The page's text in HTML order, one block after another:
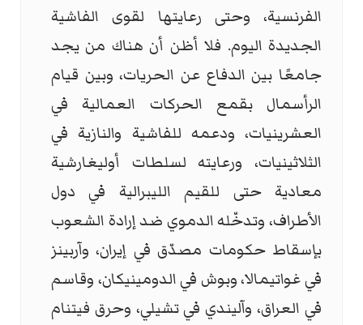
الفرنسية، وحتى رعايتها لقوى الفاشية
الجديدة اليوم. فلا أظن أن هناك من يجد
جامعًا بين الدفاع عن الحريات، وبين قيام
الرأسمال بقمع الحركات العمالية في
العشرينيات، ودعمه للفاشية والنازية في
الثلاثينيات، ورعايته لسلطات أوليغارشية
معادية حتى للقيم الليبرالية في دول
الأطراف، وتدخّله الدموي ضد إرادة الشعوب
بإسقاط حكومات مصدّق في إيران، وآربينز
في غواتيمالا، وبوش في الدومينيكان، وقاسم
في العراق، وآليندي في تشيلي، وحرق فيتنام